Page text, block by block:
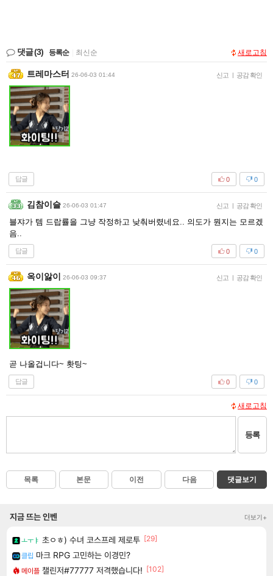
댓글(3) 등록순 최신순 새로고침
트레마스터 26-06-03 01:44 신고 | 공감 확인
답글 0
0
김참이슬 26-06-03 01:47 신고 | 공감 확인
블쟈가 템 드랍률을 그냥 작정하고 낮춰버렸네요.. 의도가 뭔지는 모르겠
음..
답글 0
0
옥이앓이 26-06-03 09:37 신고 | 공감 확인
곧 나올겁니다~ 홧팅~
답글 0
0
새로고침
등록
목록 본문 이전 다음 댓글보기
지금 뜨는 인벤 더보기+
ㅗㅜㅑ 초ㅇㅎ) 수녀 코스프레 제로투 [29]
클립 마크 RPG 고민하는 이경민?
메이플 챌린저#77777 저격했습니다! [102]